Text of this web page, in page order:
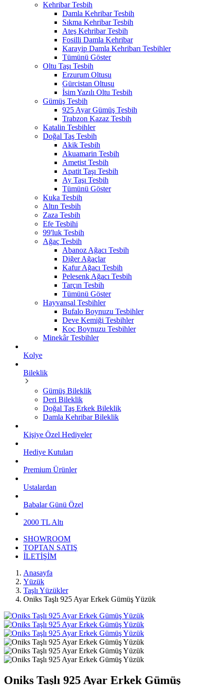
Kehribar Tesbih
Damla Kehribar Tesbih
Sıkma Kehribar Tesbih
Ateş Kehribar Tesbih
Fosilli Damla Kehribar
Karayip Damla Kehribarı Tesbihler
Tümünü Göster
Oltu Taşı Tesbih
Erzurum Oltusu
Gürcistan Oltusu
İsim Yazılı Oltu Tesbih
Gümüş Tesbih
925 Ayar Gümüş Tesbih
Trabzon Kazaz Tesbih
Katalin Tesbihler
Doğal Taş Tesbih
Akik Tesbih
Akuamarin Tesbih
Ametist Tesbih
Apatit Taşı Tesbih
Ay Taşı Tesbih
Tümünü Göster
Kuka Tesbih
Altın Tesbih
Zaza Tesbih
Efe Tesbihi
99'luk Tesbih
Ağaç Tesbih
Abanoz Ağacı Tesbih
Diğer Ağaçlar
Kafur Ağacı Tesbih
Pelesenk Ağacı Tesbih
Tarçın Tesbih
Tümünü Göster
Hayvansal Tesbihler
Bufalo Boynuzu Tesbihler
Deve Kemiği Tesbihler
Koç Boynuzu Tesbihler
Minekâr Tesbihler
Kolye
Bileklik
Gümüş Bileklik
Deri Bileklik
Doğal Taş Erkek Bileklik
Damla Kehribar Bileklik
Kişiye Özel Hediyeler
Hediye Kutuları
Premium Ürünler
Ustalardan
Babalar Günü Özel
2000 TL Altı
SHOWROOM
TOPTAN SATIŞ
İLETİŞİM
Anasayfa
Yüzük
Taşlı Yüzükler
Oniks Taşlı 925 Ayar Erkek Gümüş Yüzük
Oniks Taşlı 925 Ayar Erkek Gümüş